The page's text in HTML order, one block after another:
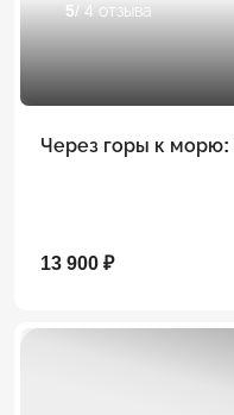
5/ 4 отзыва
Через горы к морю:
13 900 ₽